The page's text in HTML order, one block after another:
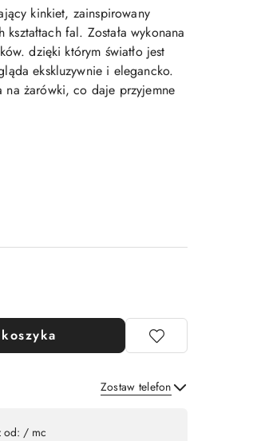
kinkiet, zainspirowany
fal. Została wykonana
dzięki którym światło jest
ekskluzywnie i elegancko.
żarówki, co daje przyjemne
Zostaw telefon
od: / mc